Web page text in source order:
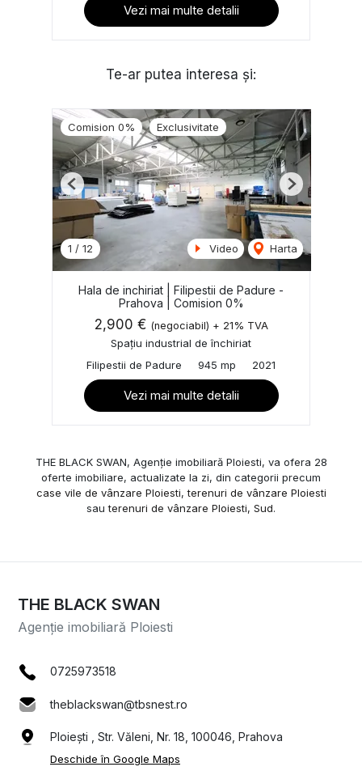
Vezi mai multe detalii
Te-ar putea interesa și:
Comision 0% Exclusivitate
1 / 12 Video Harta
Previous Next
Hala de inchiriat | Filipestii de Padure -
Prahova | Comision 0%
2,900 € (negociabil) + 21% TVA
Spațiu industrial de închiriat
Filipestii de Padure
945 mp 2021
Vezi mai multe detalii
THE BLACK SWAN, Agenție imobiliară Ploiesti, va ofera 28
oferte imobiliare, actualizate la zi, din categorii precum
case vile de vânzare Ploiesti,terenuri de vânzare Ploiesti
sauterenuri de vânzare Ploiesti, Sud.
THE BLACK SWAN
Agenție imobiliară Ploiesti
0725973518
theblackswan@tbsnest.ro
Ploiești , Str. Văleni, Nr. 18, 100046, Prahova
Deschide în Google Maps